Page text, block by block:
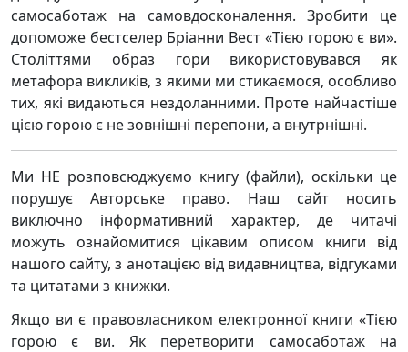
самосаботаж на самовдосконалення. Зробити це
допоможе бестселер Бріанни Вест «Тією горою є ви».
Століттями образ гори використовувався як
метафора викликів, з якими ми стикаємося, особливо
тих, які видаються нездоланними. Проте найчастіше
цією горою є не зовнішні перепони, а внутрнішні.
Ми НЕ розповсюджуємо книгу (файли), оскільки це
порушує Авторське право. Наш сайт носить
виключно інформативний характер, де читачі
можуть ознайомитися цікавим описом книги від
нашого сайту, з анотацією від видавництва, відгуками
та цитатами з книжки.
Якщо ви є правовласником електронної книги «Тією
горою є ви. Як перетворити самосаботаж на